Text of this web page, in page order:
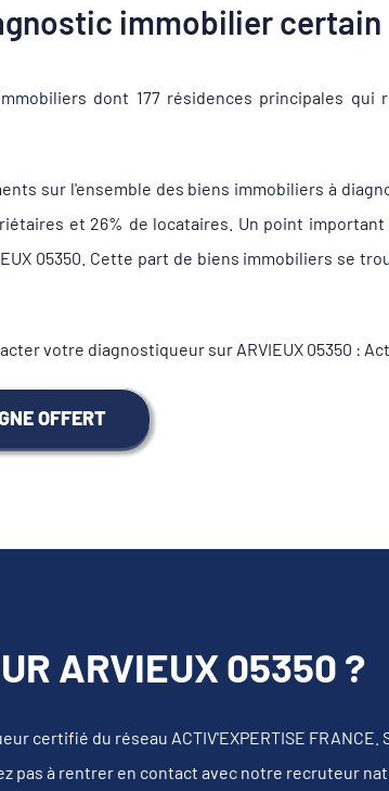
immobilier certain
dont 177 résidences principales
sur l'ensemble des biens immobiliers à
et 26% de locataires. Un point
05350. Cette part de biens immobiliers se
votre diagnostiqueur sur ARVIEUX 05350 :
OFFERT
ARVIEUX 05350 ?
du réseau ACTIV'EXPERTISE FRANCE.
pas à rentrer en contact avec notre recruteur